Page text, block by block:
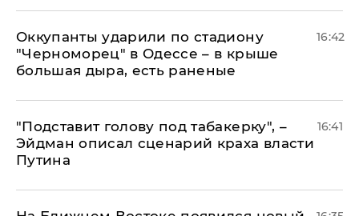
Оккупанты ударили по стадиону
"Черноморец" в Одессе – в крыше
большая дыра, есть раненые
16:42
​"Подставит голову под табакерку", –
Эйдман описал сценарий краха власти
Путина
16:41